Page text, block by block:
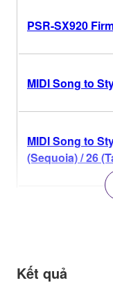
PSR-SX920
MIDI Song to
MIDI Song to
(Sequoia) / 26
Kết quả